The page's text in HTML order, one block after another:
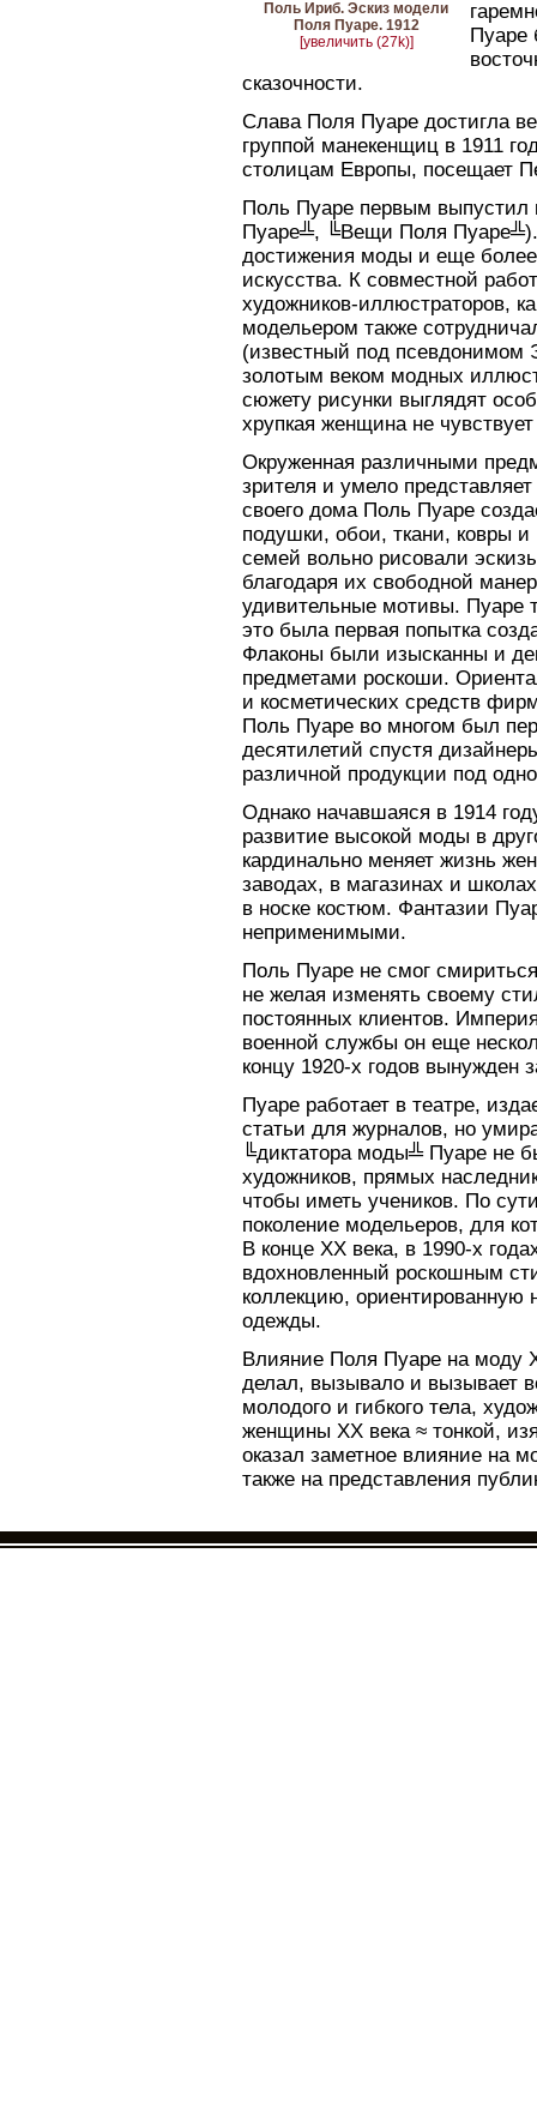
Поль Ириб. Эскиз модели
Поля Пуаре. 1912
[увеличить (27k)]
Пуаре
сказочности.
Слава Поля Пуаре достигла
группой манекенщиц в 1911
столицам Европы, посещает
Поль Пуаре первым выпустил
Пуаре╩, ╚Вещи Поля
достижения моды и еще
искусства. К совместной
художников-иллюстраторов,
модельером также
(известный под псевдонимом
золотым веком модных
сюжету рисунки выглядят
хрупкая женщина не
Окруженная различными
зрителя и умело
своего дома Поль Пуаре
подушки, обои, ткани, ковры
семей вольно рисовали
благодаря их свободной
удивительные мотивы. Пуаре
это была первая попытка
Флаконы были изысканны и
предметами роскоши.
и косметических средств
Поль Пуаре во многом был
десятилетий спустя
различной продукции под
Однако начавшаяся в 1914
развитие высокой моды в
кардинально меняет жизнь
заводах, в магазинах и
в носке костюм. Фантазии
неприменимыми.
Поль Пуаре не смог
не желая изменять своему
постоянных клиентов.
военной службы он еще
концу 1920-х годов вынужден
Пуаре работает в театре,
статьи для журналов, но
╚диктатора моды╩ Пуаре не
художников, прямых
чтобы иметь учеников. По
поколение модельеров, для
В конце XX века, в 1990-х
вдохновленный роскошным
коллекцию, ориентированную
одежды.
Влияние Поля Пуаре на моду
делал, вызывало и вызывает
молодого и гибкого тела,
женщины XX века ≈ тонкой,
оказал заметное влияние на
также на представления